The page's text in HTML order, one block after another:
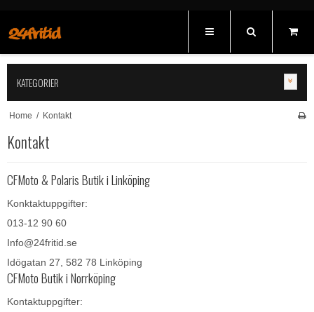
KATEGORIER
Home / Kontakt
Kontakt
CFMoto & Polaris Butik i Linköping
Konktaktuppgifter:
013-12 90 60
Info@24fritid.se
Idögatan 27, 582 78 Linköping
CFMoto Butik i Norrköping
Kontaktuppgifter: